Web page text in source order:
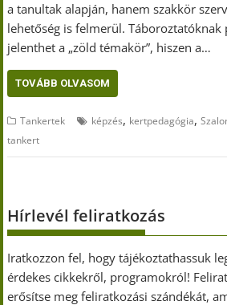
a tanultak alapján, hanem szakkör
lehetőség is felmerül.
jelenthet a „zöld témakör”, hiszen a…
TOVÁBB OLVASOM
Tankertek képzés, kertpedagógia,
tankert
Hírlevél feliratkozás
Iratkozzon fel, hogy tájékoztathassuk
érdekes cikkekről, programokról!
erősítse meg feliratkozási szándékát,